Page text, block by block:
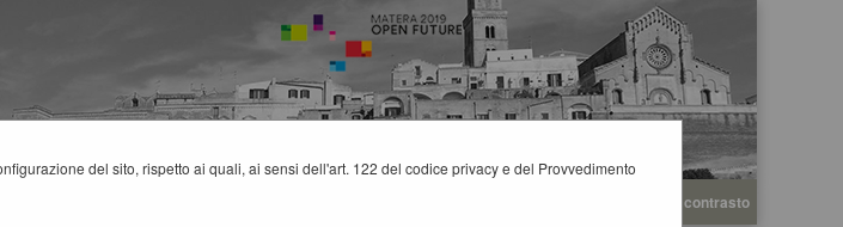
Alto contrasto
del sito, rispetto ai quali, ai sensi dell'art. 122 del codice privacy e del Provvedimento